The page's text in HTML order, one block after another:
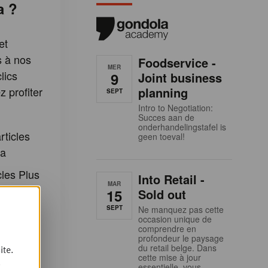
?
à nos
profiter
Plus
MER
9
SEPT
Foodservice -
Joint business
planning
Intro to Negotiation:
Succes aan de
onderhandelingstafel is
geen toeval!
MAR
15
SEPT
Into Retail -
Sold out
Ne manquez pas cette
occasion unique de
comprendre en
profondeur le paysage
du retail belge. Dans
cette mise à jour